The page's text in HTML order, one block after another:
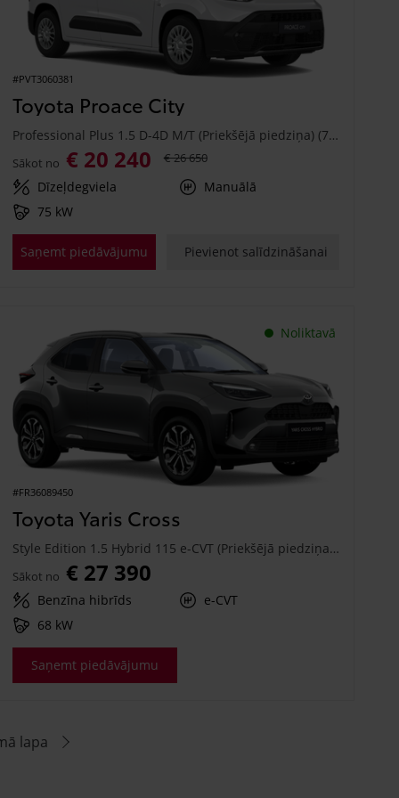
#PVT3060381
Toyota Proace City
Professional Plus 1.5 D-4D M/T (Priekšējā piedziņa) (75 kW)
Sākot no € 20 240 € 26 650
Dīzeļdegviela
Manuālā
75 kW
Saņemt piedāvājumu Pievienot salīdzināšanai
Noliktavā
#FR36089450
Toyota Yaris Cross
Style Edition 1.5 Hybrid 115 e-CVT (Priekšējā piedziņa) (68 kW)
Sākot no € 27 390
Benzīna hibrīds
e-CVT
68 kW
Saņemt piedāvājumu
lapa